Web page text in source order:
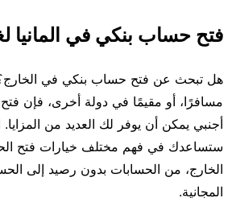
فتح حساب بنكي في المانيا
هل تبحث عن فتح حساب بنكي في
مسافرًا، أو مقيمًا في دولة أخرى، فإن
أجنبي يمكن أن يوفر لك العديد من المزايا.
ستساعدك في فهم مختلف خيارات فتح
الخارج، من الحسابات بدون رصيد إلى
المجانية.